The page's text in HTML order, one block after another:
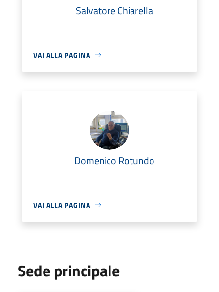
Salvatore Chiarella
VAI ALLA PAGINA
Domenico Rotundo
VAI ALLA PAGINA
Sede principale